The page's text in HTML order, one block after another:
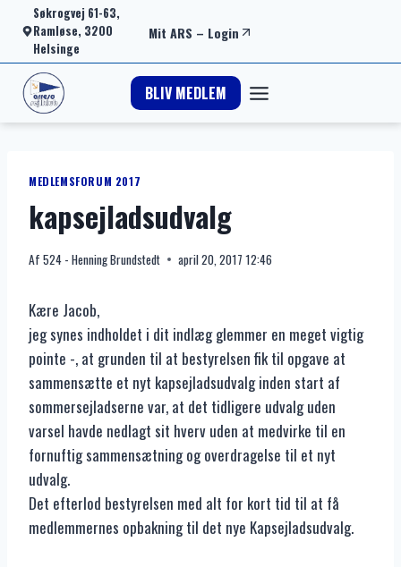
Fortsæt
indhold
Søkrogvej 61-63,
Ramløse, 3200
Helsinge
Mit ARS – Login
BLIV MEDLEM
MEDLEMSFORUM 2017
kapsejladsudvalg
Af 524 - Henning Brundstedt april 20, 2017 12:46
Kære Jacob,
jeg synes indholdet i dit indlæg glemmer en meget vigtig
pointe -, at grunden til at bestyrelsen fik til opgave at
sammensætte et nyt kapsejladsudvalg inden start af
sommersejladserne var, at det tidligere udvalg uden
varsel havde nedlagt sit hverv uden at medvirke til en
fornuftig sammensætning og overdragelse til et nyt
udvalg.
Det efterlod bestyrelsen med alt for kort tid til at få
medlemmernes opbakning til det nye Kapsejladsudvalg.